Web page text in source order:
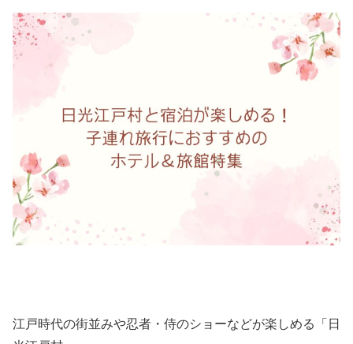
江戸時代の街並みや忍者・侍のショーなどが楽しめる「日